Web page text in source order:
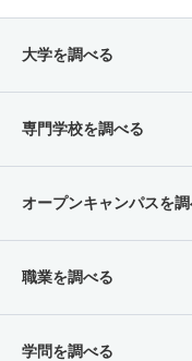
大学を調べる
専門学校を調べる
オープンキャンパスを
職業を調べる
学問を調べる